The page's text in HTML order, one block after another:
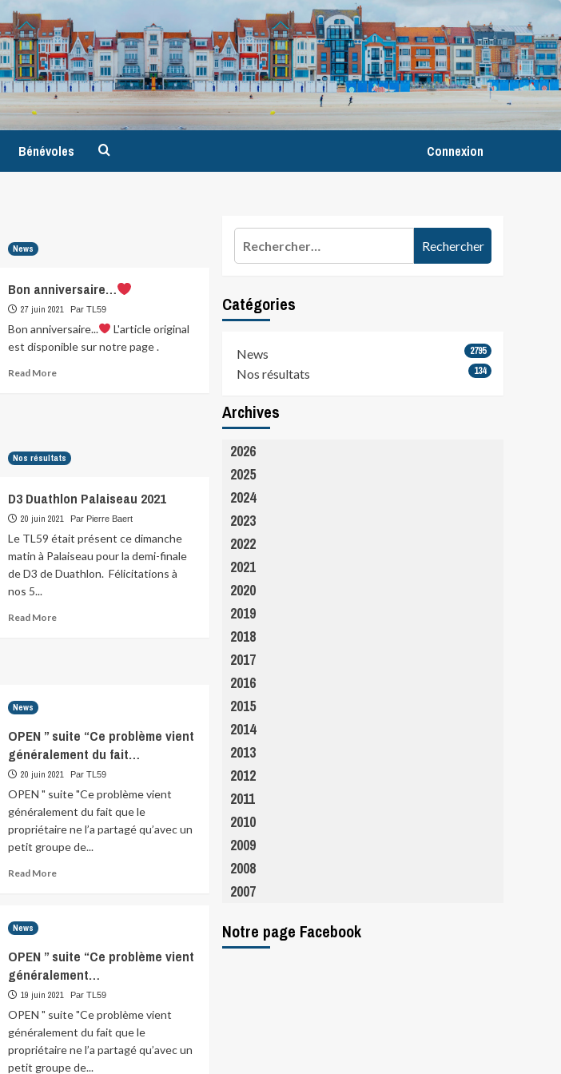
Bénévoles Connexion
News
Bon anniversaire…
27 juin 2021 Par TL59
Bon anniversaire...
L'article original
est disponible sur notre page .
Read MoreRead
Nos résultats
D3 Duathlon Palaiseau 2021
20 juin 2021 Par Pierre Baert
Le TL59 était présent ce dimanche
matin à Palaiseau pour la demi-finale
de D3 de Duathlon. Félicitations à
nos 5...
Read MoreRead
News
OPEN ” suite “Ce problème vient
généralement du fait…
20 juin 2021 Par TL59
OPEN " suite "Ce problème vient
généralement du fait que le
propriétaire ne l’a partagé qu’avec un
petit groupe de...
Read MoreRead
“Ce
problème
vient
du
fait…
News
OPEN ” suite “Ce problème vient
généralement…
19 juin 2021 Par TL59
OPEN " suite "Ce problème vient
généralement du fait que le
propriétaire ne l’a partagé qu’avec un
petit groupe de...
Catégories
News 2795
Nos résultats 134
Archives
2026
2025
2024
2023
2022
2021
2020
2019
2018
2017
2016
2015
2014
2013
2012
2011
2010
2009
2008
2007
Notre page Facebook